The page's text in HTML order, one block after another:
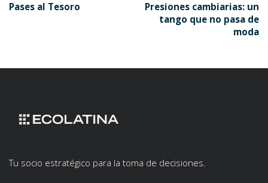
Pases al Tesoro
Presiones cambiarias: un
tango que no pasa de
moda
Tu socio estratégico para la toma de decisiones.